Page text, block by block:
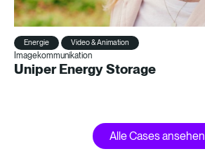
Energie Video & Animation
Imagekommunikation
Uniper Energy Storage
Alle Cases ansehen